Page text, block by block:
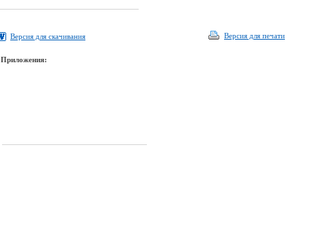
Версия для скачивания Версия для печати
Приложения: